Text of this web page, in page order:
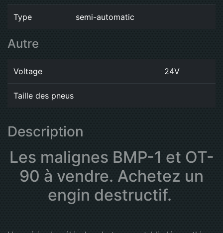
Type semi-automatic
Autre
Voltage 24V
Taille des pneus
Description
Les malignes BMP-1 et OT-
90 à vendre. Achetez un
engin destructif.